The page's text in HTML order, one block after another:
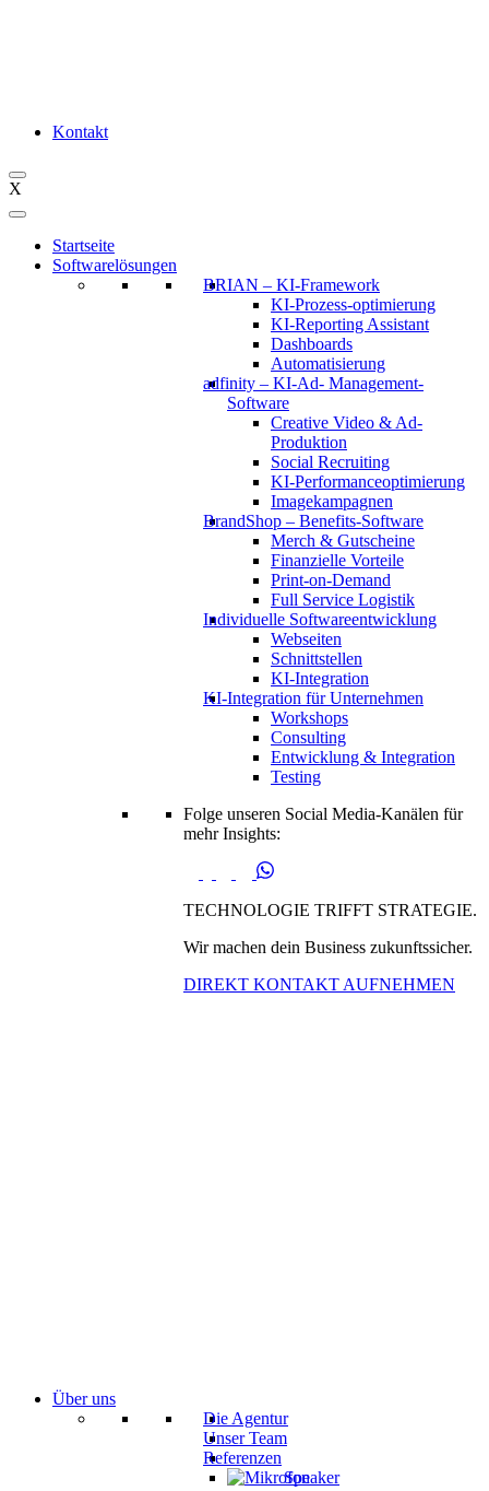
Kontakt
X
Startseite
Softwarelösungen
BRIAN – KI-Framework
KI-Prozess-optimierung
KI-Reporting Assistant
Dashboards
Automatisierung
adfinity – KI-Ad- Management-
Software
Creative Video & Ad-
Produktion
Social Recruiting
KI-Performanceoptimierung
Imagekampagnen
BrandShop – Benefits-Software
Merch & Gutscheine
Finanzielle Vorteile
Print-on-Demand
Full Service Logistik
Individuelle Softwareentwicklung
Webseiten
Schnittstellen
KI-Integration
KI-Integration für Unternehmen
Workshops
Consulting
Entwicklung & Integration
Testing
Folge unseren Social Media-Kanälen für
mehr Insights:
TECHNOLOGIE TRIFFT STRATEGIE.
Wir machen dein Business zukunftssicher.
DIREKT KONTAKT AUFNEHMEN
Über uns
Die Agentur
Unser Team
Referenzen
Speaker